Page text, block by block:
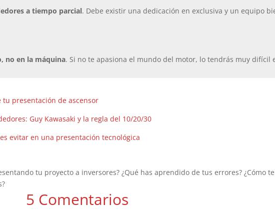
a tiempo parcial. Debe existir una dedicación en exclusiva y un equipo
no en la máquina. Si no te apasiona el mundo del motor, lo tendrás muy difícil
tu presentación de ascensor
Guy Kawasaki y la regla del 10/20/30
evitar en una presentación tecnológica
tu proyecto a inversores? ¿Qué has aprendido de tus errores? ¿Cómo te
5 Comentarios